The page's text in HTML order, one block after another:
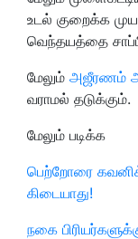
உடல் குறைக்க
வெந்தயத்தை
மேலும் அஜீரணம்
வராமல் தடுக்கும்.
மேலும் படிக்க
பெற்றோரை
கிடையாது!
நகை